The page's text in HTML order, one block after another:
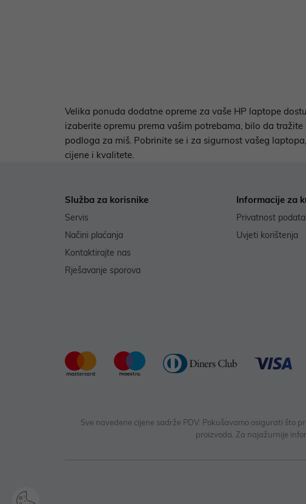
Velika ponuda dodatne opreme za vaše HP laptope
izaberite opremu prema vašim potrebama, bilo da
podloga za miš. Pobrinite se i za sigurnost vašeg
cijene i kvalitete.
Služba za korisnike
Servis
Načini plaćanja
Kontaktirajte nas
Rješavanje sporova
Informacije za
Privatnost
Uvjeti korištenja
Sve navedene cijene sadrže PDV. Pokušavamo osigurati što
proizvoda. Za najažurnije